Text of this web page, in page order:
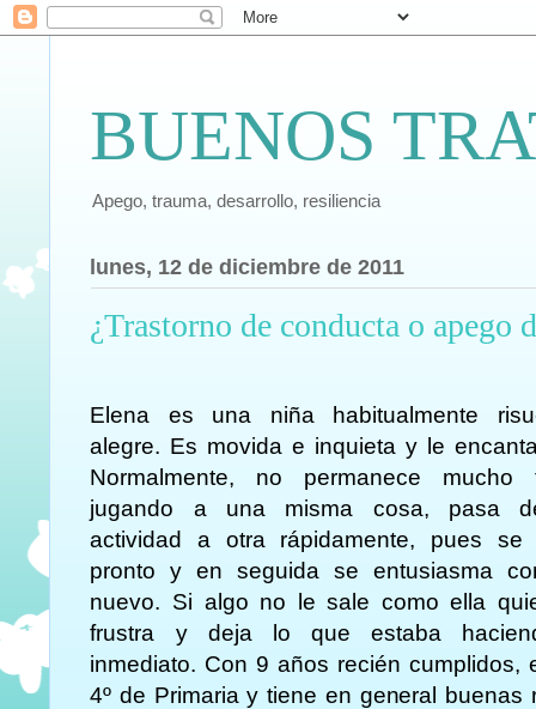
BUENOS
Apego, trauma, desarrollo, resiliencia
lunes, 12 de diciembre de 2011
¿Trastorno de conducta o
Elena es una niña habitualmente
alegre. Es movida e inquieta y le
Normalmente, no permanece mucho
jugando a una misma cosa, pasa
actividad a otra rápidamente, pues se
pronto y en seguida se entusiasma
nuevo. Si algo no le sale como ella
frustra y deja lo que estaba
inmediato. Con 9 años recién cumplidos,
4º de Primaria y tiene en general